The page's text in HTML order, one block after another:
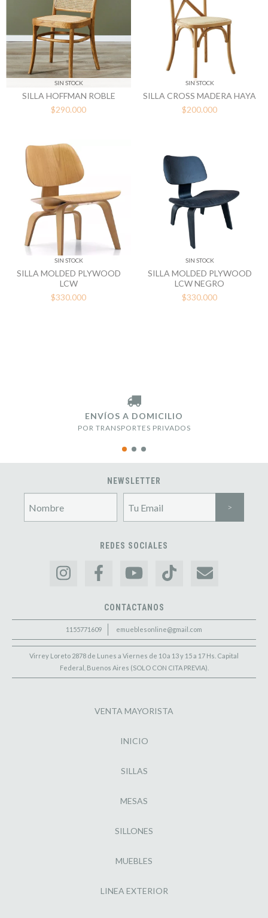
SIN STOCK
SILLA HOFFMAN ROBLE
$290.000
SIN STOCK
SILLA CROSS MADERA HAYA
$200.000
SIN STOCK
SILLA MOLDED PLYWOOD
LCW
$330.000
SIN STOCK
SILLA MOLDED PLYWOOD
LCW NEGRO
$330.000
ENVÍOS A DOMICILIO
POR TRANSPORTES PRIVADOS
NEWSLETTER
REDES SOCIALES
CONTACTANOS
1155771609 emueblesonline@gmail.com
Virrey Loreto 2878 de Lunes a Viernes de 10 a 13 y 15 a 17 Hs. Capital
Federal, Buenos Aires (SOLO CON CITA PREVIA).
VENTA MAYORISTA
INICIO
SILLAS
MESAS
SILLONES
MUEBLES
LINEA EXTERIOR